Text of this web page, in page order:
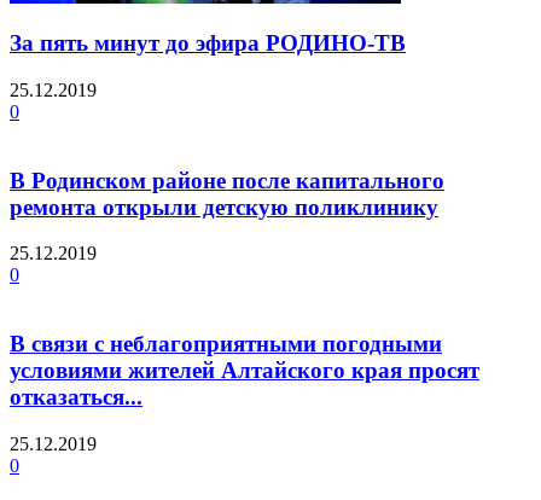
За пять минут до эфира РОДИНО-ТВ
25.12.2019
0
В Родинском районе после капитального
ремонта открыли детскую поликлинику
25.12.2019
0
В связи с неблагоприятными погодными
условиями жителей Алтайского края просят
отказаться...
25.12.2019
0